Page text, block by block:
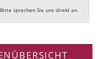
Bitte sprechen Sie uns direkt an.